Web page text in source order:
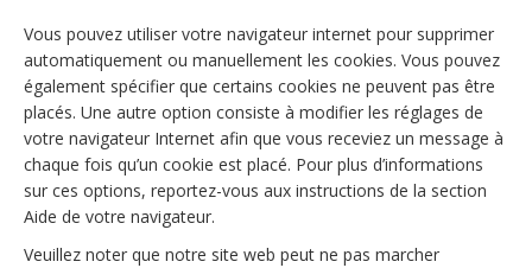
Vous pouvez utiliser votre navigateur internet pour supprimer
automatiquement ou manuellement les cookies. Vous pouvez
également spécifier que certains cookies ne peuvent pas être
placés. Une autre option consiste à modifier les réglages de
votre navigateur Internet afin que vous receviez un message à
chaque fois qu’un cookie est placé. Pour plus d’informations
sur ces options, reportez-vous aux instructions de la section
Aide de votre navigateur.
Veuillez noter que notre site web peut ne pas marcher